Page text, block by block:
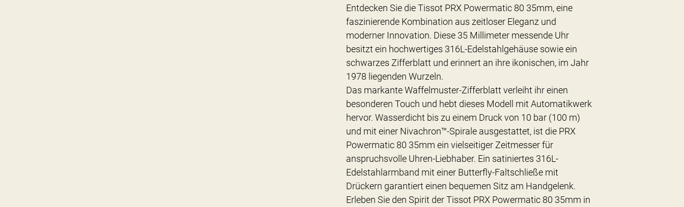
Entdecken Sie die Tissot PRX Powermatic 80 35mm, eine
faszinierende Kombination aus zeitloser Eleganz und
moderner Innovation. Diese 35 Millimeter messende Uhr
besitzt ein hochwertiges 316L-Edelstahlgehäuse sowie ein
schwarzes Zifferblatt und erinnert an ihre ikonischen, im Jahr
1978 liegenden Wurzeln.
Das markante Waffelmuster-Zifferblatt verleiht ihr einen
besonderen Touch und hebt dieses Modell mit Automatikwerk
hervor. Wasserdicht bis zu einem Druck von 10 bar (100 m)
und mit einer Nivachron™-Spirale ausgestattet, ist die PRX
Powermatic 80 35mm ein vielseitiger Zeitmesser für
anspruchsvolle Uhren-Liebhaber. Ein satiniertes 316L-
Edelstahlarmband mit einer Butterfly-Faltschließe mit
Drückern garantiert einen bequemen Sitz am Handgelenk.
Erleben Sie den Spirit der Tissot PRX Powermatic 80 35mm in